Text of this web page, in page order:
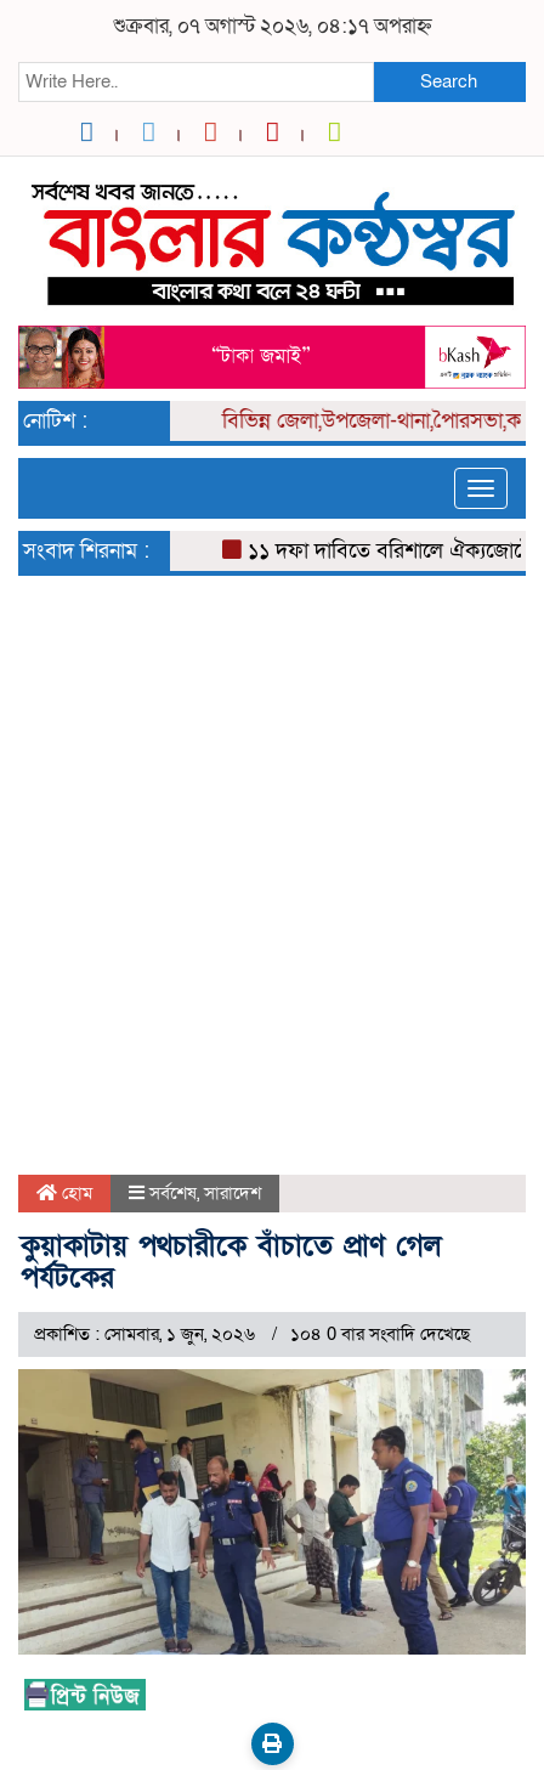
শুক্রবার, ০৭ অগাস্ট ২০২৬, ০৪:১৭ অপরাহ্ন
Search
নোটিশ : বিভিন্নজেলা,উপজেলা-থানা,পৈারসভা,কলেজ
Toggle
সংবাদ শিরনাম :
১১ দফা দাবিতে বরিশালে ঐক্যজোটের
হোম সর্বশেষ,সারাদেশ
কুয়াকাটায় পথচারীকে বাঁচাতে প্রাণ গেল
পর্যটকের
প্রকাশিত : সোমবার, ১ জুন, ২০২৬ ১০৪ 0 বার সংবাদি দেখেছে